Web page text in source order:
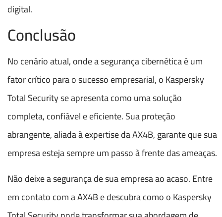
digital.
Conclusão
No cenário atual, onde a segurança cibernética é um
fator crítico para o sucesso empresarial, o Kaspersky
Total Security se apresenta como uma solução
completa, confiável e eficiente. Sua proteção
abrangente, aliada à expertise da AX4B, garante que sua
empresa esteja sempre um passo à frente das ameaças.
Não deixe a segurança de sua empresa ao acaso. Entre
em contato com a AX4B e descubra como o Kaspersky